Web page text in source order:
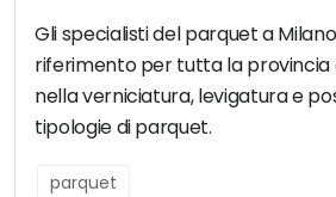
Gli specialisti del parquet a
riferimento per tutta la provincia
nella verniciatura, levigatura e
tipologie di parquet.
parquet